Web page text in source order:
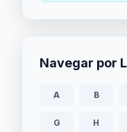
Navegar por
A B
G H